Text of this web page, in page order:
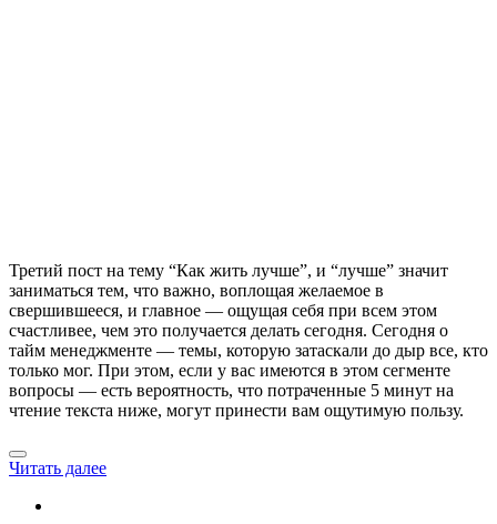
Третий пост на тему “Как жить лучше”, и “лучше” значит
заниматься тем, что важно, воплощая желаемое в
свершившееся, и главное — ощущая себя при всем этом
счастливее, чем это получается делать сегодня. Сегодня о
тайм менеджменте — темы, которую затаскали до дыр все, кто
только мог. При этом, если у вас имеются в этом сегменте
вопросы — есть вероятность, что потраченные 5 минут на
чтение текста ниже, могут принести вам ощутимую пользу.
Читать далее